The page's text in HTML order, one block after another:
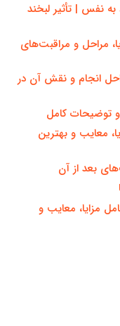
نفس | تأثیر لبخند
مراحل و مراقبت‌های
انجام و نقش آن در
توضیحات کامل
معایب و بهترین
بعد از آن
مزایا، معایب و